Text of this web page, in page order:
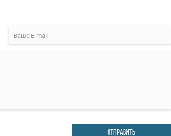
ОТПРАВИТЬ